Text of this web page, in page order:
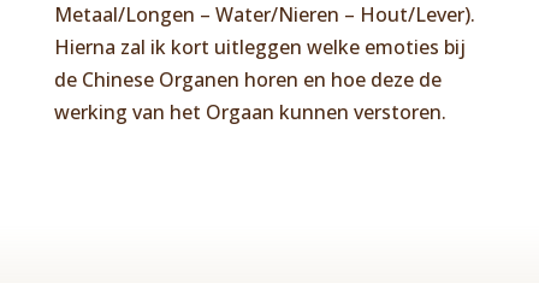
Metaal/Longen – Water/Nieren – Hout/Lever).
Hierna zal ik kort uitleggen welke emoties bij
de Chinese Organen horen en hoe deze de
werking van het Orgaan kunnen verstoren.